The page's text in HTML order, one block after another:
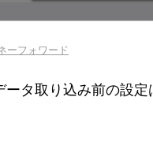
ーフォワード
ータ取り込み前の設定